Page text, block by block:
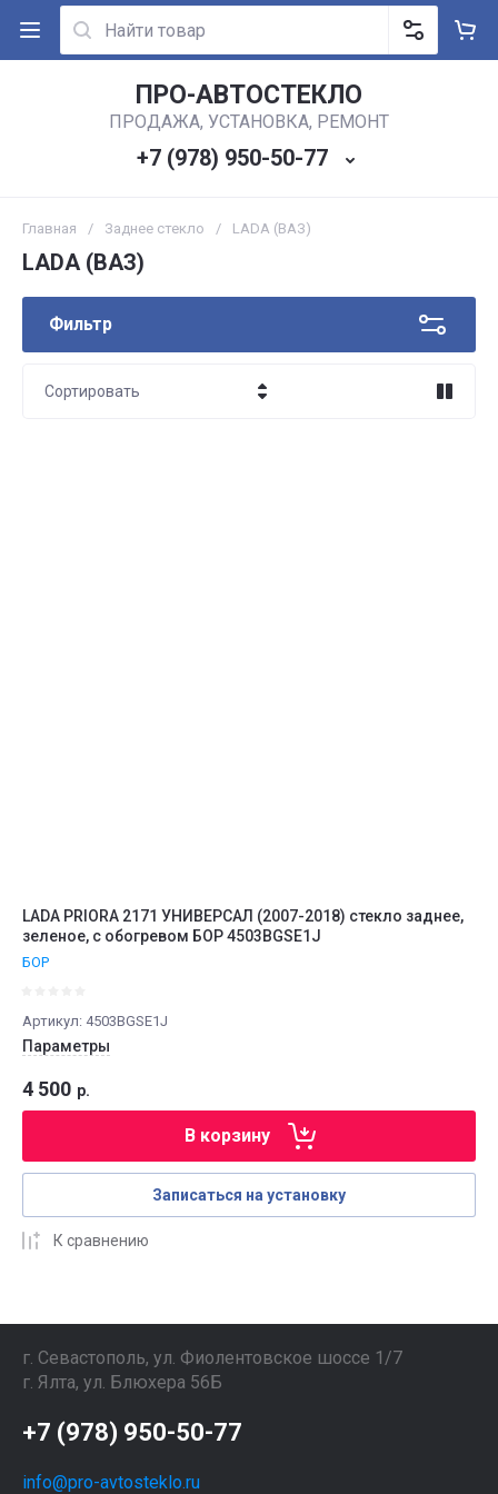
ПРО-АВТОСТЕКЛО
ПРОДАЖА, УСТАНОВКА, РЕМОНТ
+7 (978) 950-50-77
Главная / Заднее стекло / LADA (ВАЗ)
LADA (ВАЗ)
Фильтр
Сортировать
LADA PRIORA 2171 УНИВЕРСАЛ (2007-2018) стекло заднее,
зеленое, с обогревом БОР 4503BGSE1J
БОР
Артикул: 4503BGSE1J
Параметры
4 500 р.
В корзину
Записаться на установку
К сравнению
г. Севастополь, ул. Фиолентовское шоссе 1/7
г. Ялта, ул. Блюхера 56Б
+7 (978) 950-50-77
info@pro-avtosteklo.ru